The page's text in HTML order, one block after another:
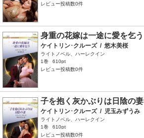
レビュー投稿数0件
身重の花嫁は一途に愛を乞う
ケイトリン･クルーズ / 悠木美桜
ライトノベル、ハーレクイン
1巻
610pt
レビュー投稿数0件
子を抱く灰かぶりは日陰の妻
ケイトリン･クルーズ / 児玉みずうみ
ライトノベル、ハーレクイン
1巻
610pt
レビュー投稿数0件